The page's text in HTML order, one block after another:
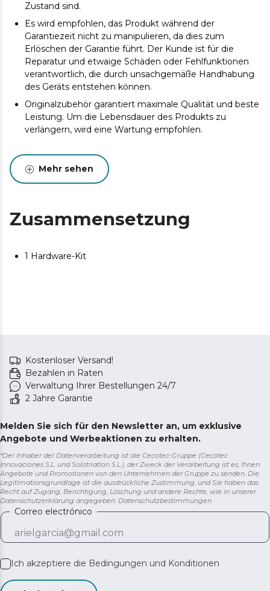
Zustand sind.
Es wird empfohlen, das Produkt während der
Garantiezeit nicht zu manipulieren, da dies zum
Erlöschen der Garantie führt. Der Kunde ist für die
Reparatur und etwaige Schäden oder Fehlfunktionen
verantwortlich, die durch unsachgemäße Handhabung
des Geräts entstehen können.
Originalzubehör garantiert maximale Qualität und beste
Leistung. Um die Lebensdauer des Produkts zu
verlängern, wird eine Wartung empfohlen.
Mehr sehen
Zusammensetzung
1 Hardware-Kit
Kostenloser Versand!
Bezahlen in Raten
Verwaltung Ihrer Bestellungen 24/7
2 Jahre Garantie
Melden Sie sich für den Newsletter an, um exklusive
Angebote und Werbeaktionen zu erhalten.
*Der Inhaber der Datenverarbeitung ist die Cecotec-Gruppe (Cecotec
Innovaciones S.L. und Solotriatlon S.L.), der Zweck der Verarbeitung ist es, Ihnen
Angebote und Promotionen von den Unternehmen der Gruppe zu senden. Die
Legitimationsgrundlage ist die ausdrückliche Zustimmung, und Sie haben das
Recht auf Zugang, Berichtigung, Löschung und andere Rechte, wie in unserer
Datenschutzerklärung angegeben. Datenschutzbestimmungen
Correo electrónico
Ich akzeptiere die Bedingungen und Konditionen